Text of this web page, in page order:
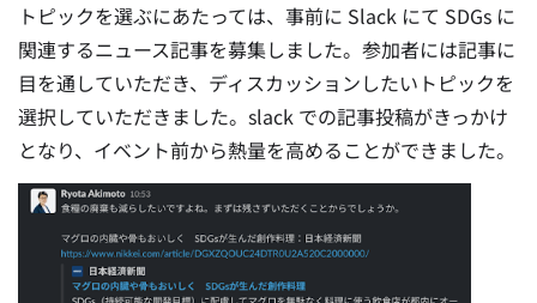
トピックを選ぶにあたっては、事前に Slack にて SDGs に
関連するニュース記事を募集しました。参加者には記事に
目を通していただき、ディスカッションしたいトピックを
選択していただきました。slack での記事投稿がきっかけ
となり、イベント前から熱量を高めることができました。